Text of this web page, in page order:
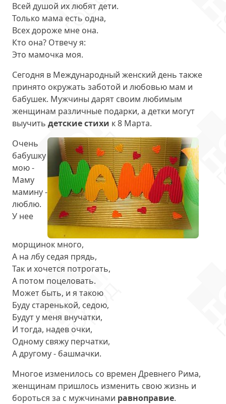
Всей душой их любят дети.
Только мама есть одна,
Всех дороже мне она.
Кто она? Отвечу я:
Это мамочка моя.
Сегодня в Международный женский день также
принято окружать заботой и любовью мам и
бабушек. Мужчины дарят своим любимым
женщинам различные подарки, а детки могут
выучить детские стихи к 8 Марта.
Очень
бабушку
мою -
Маму
мамину -
люблю.
У нее
морщинок много,
А на лбу седая прядь,
Так и хочется потрогать,
А потом поцеловать.
Может быть, и я такою
Буду старенькой, седою,
Будут у меня внучатки,
И тогда, надев очки,
Одному свяжу перчатки,
А другому - башмачки.
Многое изменилось со времен Древнего Рима,
женщинам пришлось изменить свою жизнь и
бороться за с мужчинами равноправие.